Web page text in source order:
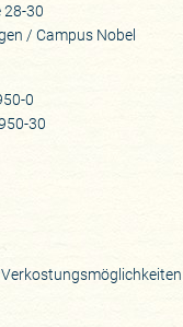
28-30
/ Campus Nobel
0
30